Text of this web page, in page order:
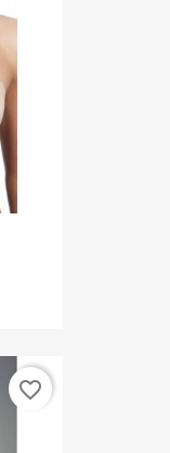
favorite_border